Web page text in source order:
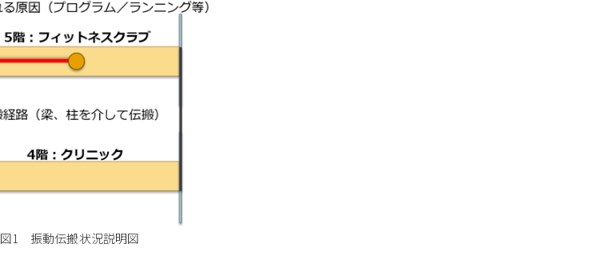
図1 振動伝搬状況説明図